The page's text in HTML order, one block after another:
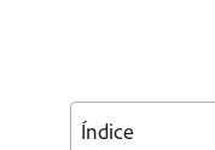
Índice